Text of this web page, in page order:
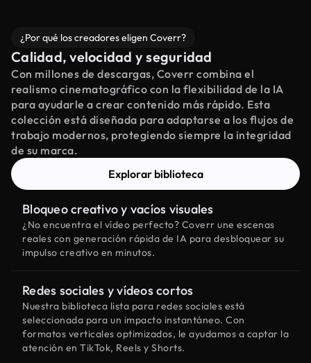
¿Por qué los creadores eligen Coverr?
Calidad, velocidad y seguridad
Con millones de descargas, Coverr combina el
realismo cinematográfico con la flexibilidad de la IA
para ayudarle a crear contenido más rápido. Esta
colección está diseñada para adaptarse a los flujos de
trabajo modernos, protegiendo siempre la integridad
de su marca.
Explorar biblioteca
Bloqueo creativo y vacíos visuales
¿No encuentra el vídeo perfecto? Coverr une escenas
reales con generación rápida de IA para desbloquear su
impulso creativo en minutos.
Redes sociales y vídeos cortos
Nuestra biblioteca lista para redes sociales está
seleccionada para un impacto instantáneo. Con
formatos verticales optimizados, le ayudamos a captar la
atención en TikTok, Reels y Shorts.